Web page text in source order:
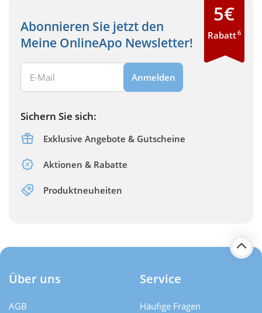
Abonnieren Sie jetzt den
Meine OnlineApo Newsletter!
Ihre E-Mail Adresse:
Anmelden
Sichern Sie sich:
Exklusive Angebote & Gutscheine
Aktionen & Rabatte
Produktneuheiten
5€
Rabatt6
Über uns
AGB
Service
Häufige Fragen